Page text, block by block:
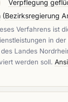
Verpflegung
(Bezirksregierung
Verfahrens ist
in
Landes
werden soll.